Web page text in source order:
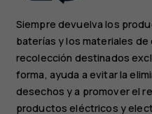
Plus
Siempre devuelva los
baterías y los materiales
recolección destinados
forma, ayuda a evitar la
desechos y a promover el
productos eléctricos y